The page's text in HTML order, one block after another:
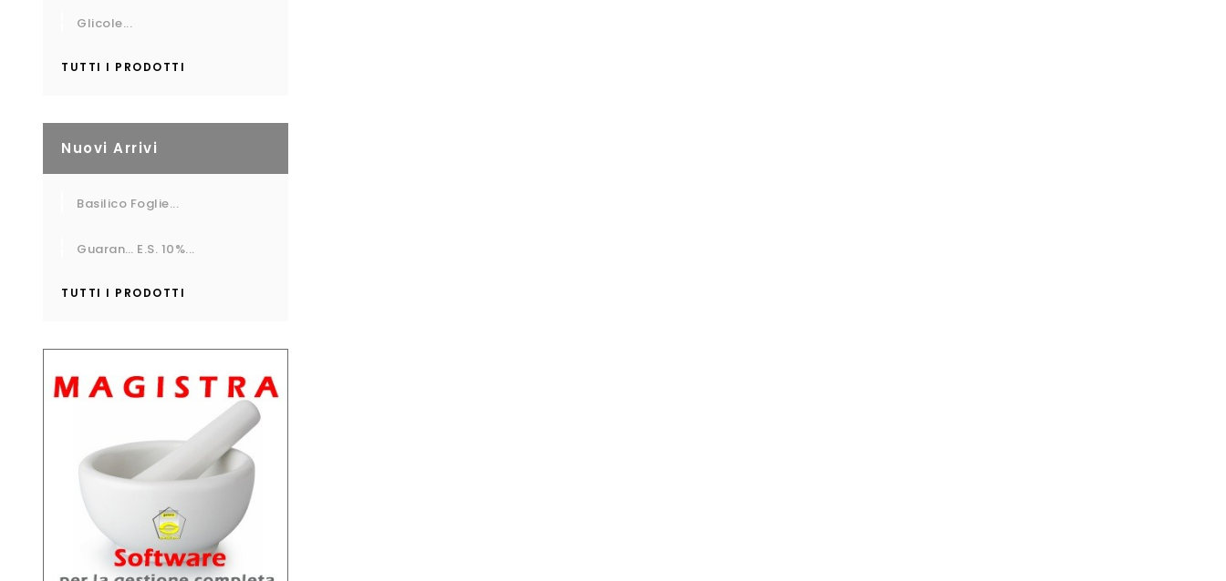
Glicole...
TUTTI I PRODOTTI
Nuovi Arrivi
Basilico Foglie...
Guaran… E.S. 10%...
TUTTI I PRODOTTI